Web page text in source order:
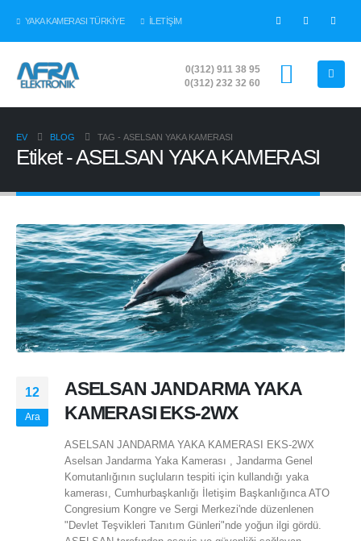
YAKA KAMERASI TÜRKİYE İLETİŞİM
0(312) 911 38 95
0(312) 232 32 60
EV BLOG TAG - ASELSAN YAKA KAMERASI
Etiket - ASELSAN YAKA KAMERASI
12
Ara
ASELSAN JANDARMA YAKA
KAMERASI EKS-2WX
ASELSAN JANDARMA YAKA KAMERASI EKS-2WX
Aselsan Jandarma Yaka Kamerası , Jandarma Genel
Komutanlığının suçluların tespiti için kullandığı yaka
kamerası, Cumhurbaşkanlığı İletişim Başkanlığınca ATO
Congresium Kongre ve Sergi Merkezi'nde düzenlenen
"Devlet Teşvikleri Tanıtım Günleri"nde yoğun ilgi gördü.